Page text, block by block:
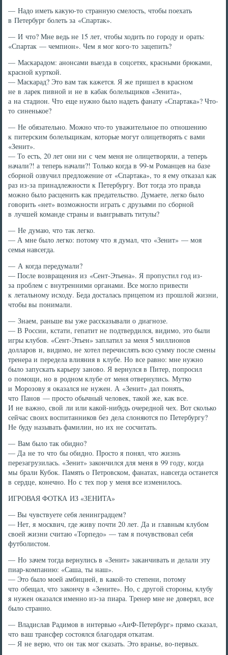
— Надо иметь какую-то странную смелость, чтобы поехать
в Петербург болеть за «Спартак».
— И что? Мне ведь не 15 лет, чтобы ходить по городу и орать:
«Спартак — чемпион». Чем я мог кого-то зацепить?
— Маскарадом: анонсами выезда в соцсетях, красными брюками,
красной курткой.
— Маскарад? Это вам так кажется. Я же пришел в красном
не в ларек пивной и не в кабак болельщиков «Зенита»,
а на стадион. Что еще нужно было надеть фанату «Спартака»? Что-
то синенькое?
— Не обязательно. Можно что-то уважительное по отношению
к питерским болельщикам, которые могут олицетворять с вами
«Зенит».
— То есть, 20 лет они ни с чем меня не олицетворяли, а теперь
начали?! а теперь начали?! Только когда в 99-м Романцев на базе
сборной озвучил предложение от «Спартака», то я ему отказал как
раз из-за принадлежности к Петербургу. Вот тогда это правда
можно было расценить как предательство. Думаете, легко было
говорить «нет» возможности играть с друзьями по сборной
в лучшей команде страны и выигрывать титулы?
— Не думаю, что так легко.
— А мне было легко: потому что я думал, что «Зенит» — моя
семья навсегда.
— А когда передумали?
— После возвращения из «Сент-Этьена». Я пропустил год из-
за проблем с внутренними органами. Все могло привести
к летальному исходу. Беда досталась прицепом из прошлой жизни,
чтобы вы понимали.
— Знаем, раньше вы уже рассказывали о диагнозе.
— В России, кстати, гепатит не подтвердился, видимо, это были
игры клубов. «Сент-Этьен» заплатил за меня 5 миллионов
долларов и, видимо, не хотел перечислять всю сумму после смены
тренера и передела влияния в клубе. Но все равно: мне нужно
было запускать карьеру заново. Я вернулся в Питер, попросил
о помощи, но в родном клубе от меня отвернулись. Мутко
и Морозову я оказался не нужен. А «Зенит» дал понять,
что Панов — просто обычный человек, такой же, как все.
И не важно, свой ли или какой-нибудь очередной чех. Вот сколько
сейчас своих воспитанников без дела слоняются по Петербургу?
Не буду называть фамилии, но их не сосчитать.
— Вам было так обидно?
— Да не то что бы обидно. Просто я понял, что жизнь
перезагрузилась. «Зенит» закончился для меня в 99 году, когда
мы брали Кубок. Память о Петровском, фанатах, навсегда останется
в сердце, конечно. Но с тех пор у меня все изменилось.
ИГРОВАЯ ФОТКА ИЗ «ЗЕНИТА»
— Вы чувствуете себя ленинградцем?
— Нет, я москвич, где живу почти 20 лет. Да и главным клубом
своей жизни считаю «Торпедо» — там я почувствовал себя
футболистом.
— Но зачем тогда вернулись в «Зенит» заканчивать и делали эту
пиар-компанию: «Саша, ты наш».
— Это было моей амбицией, в какой-то степени, потому
что обещал, что закончу в «Зените». Но, с другой стороны, клубу
я нужен оказался именно из-за пиара. Тренер мне не доверял, все
было странно.
— Владислав Радимов в интервью «АиФ-Петербург» прямо сказал,
что ваш трансфер состоялся благодаря откатам.
— Я не верю, что он так мог сказать. Это вранье, во-первых.